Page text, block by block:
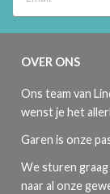
OVER ONS
Ons team van
wenst je het
Garen is onze
We sturen graag
naar al onze